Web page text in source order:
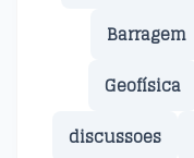
Barragem
Geofísica
discussoes